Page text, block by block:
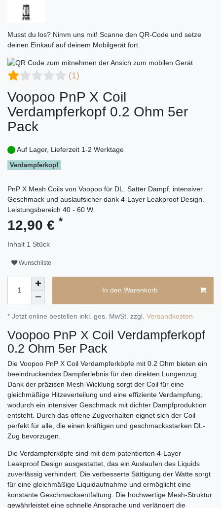
Musst du los? Nimm uns mit! Scanne den QR-Code und setze
deinen Einkauf auf deinem Mobilgerät fort.
(1)
Voopoo PnP X Coil
Verdampferkopf 0.2 Ohm 5er
Pack
Auf Lager, Lieferzeit 1-2 Werktage
Verdampferkopf
PnP X Mesh Coils von Voopoo für DL. Satter Dampf, intensiver
Geschmack und auslaufsicher dank 4-Layer Leakproof Design.
Leistungsbereich 40 - 60 W.
12,90 € *
Inhalt 1 Stück
Wunschliste
In den Warenkorb
* Jetzt online bestellen inkl. ges. MwSt. zzgl. Versandkosten
Voopoo PnP X Coil Verdampferkopf
0.2 Ohm 5er Pack
Die Voopoo PnP X Coil Verdampferköpfe mit 0.2 Ohm bieten ein
beeindruckendes Dampferlebnis für den direkten Lungenzug.
Dank der präzisen Mesh-Wicklung sorgt der Coil für eine
gleichmäßige Hitzeverteilung und eine effiziente Verdampfung,
wodurch ein intensiver Geschmack mit dichter Dampfproduktion
entsteht. Durch das offene Zugverhalten eignet sich der Coil
perfekt für alle, die einen kräftigen und geschmacksstarken DL-
Zug bevorzugen.
Die Verdampferköpfe sind mit dem patentierten 4-Layer
Leakproof Design ausgestattet, das ein Auslaufen des Liquids
zuverlässig verhindert. Die verbesserte Sättigung der Watte sorgt
für eine gleichmäßige Liquidaufnahme und ermöglicht eine
konstante Geschmacksentfaltung. Die hochwertige Mesh-Struktur
gewährleistet eine schnelle Ansprache und verlängert die